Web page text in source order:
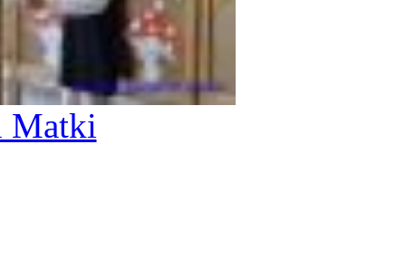
Matki